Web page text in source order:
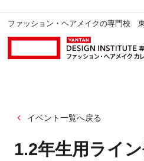
ファッション・ヘアメイクの専門校
イベント一覧へ戻る
1.2年生用ライ